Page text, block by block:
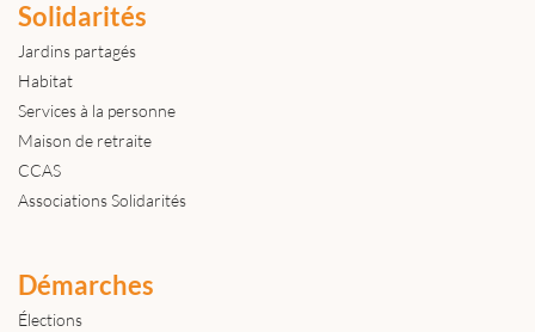
Solidarités
Jardins partagés
Habitat
Services à la personne
Maison de retraite
CCAS
Associations Solidarités
Démarches
Élections